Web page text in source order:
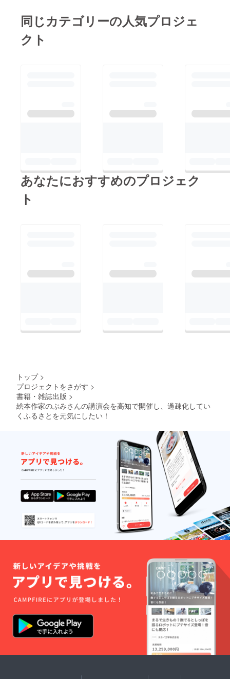
同じカテゴリーの人気プロジェ
クト
あなたにおすすめのプロジェク
ト
トップ >
プロジェクトをさがす >
書籍・雑誌出版 >
絵本作家のぶみさんの講演会を高知で開催し、過疎化してい
くふるさとを元気にしたい！